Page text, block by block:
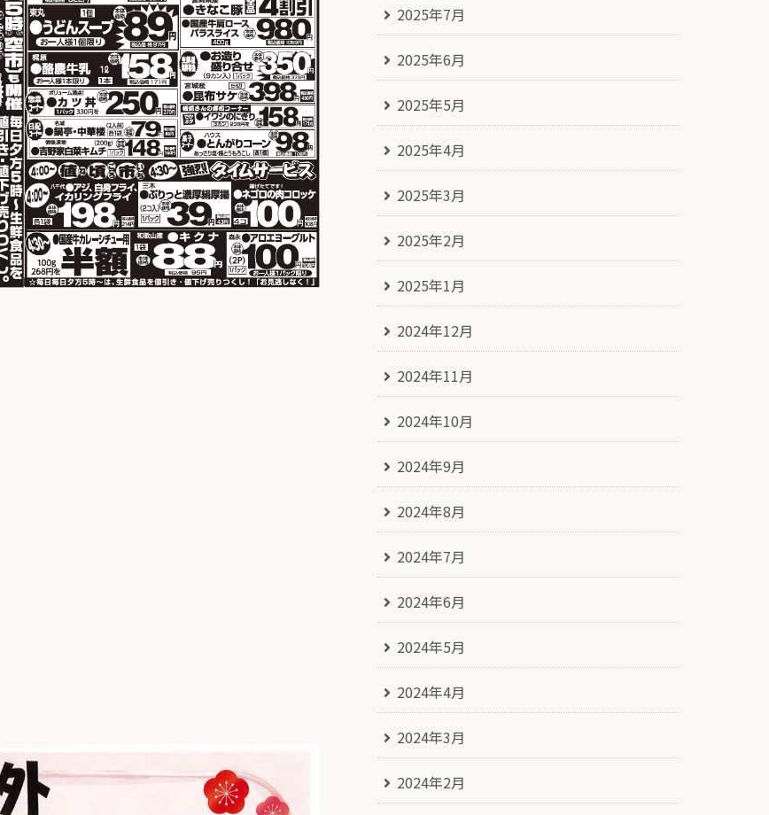
2025年7月
2025年6月
2025年5月
2025年4月
2025年3月
2025年2月
2025年1月
2024年12月
2024年11月
2024年10月
2024年9月
2024年8月
2024年7月
2024年6月
2024年5月
2024年4月
2024年3月
2024年2月